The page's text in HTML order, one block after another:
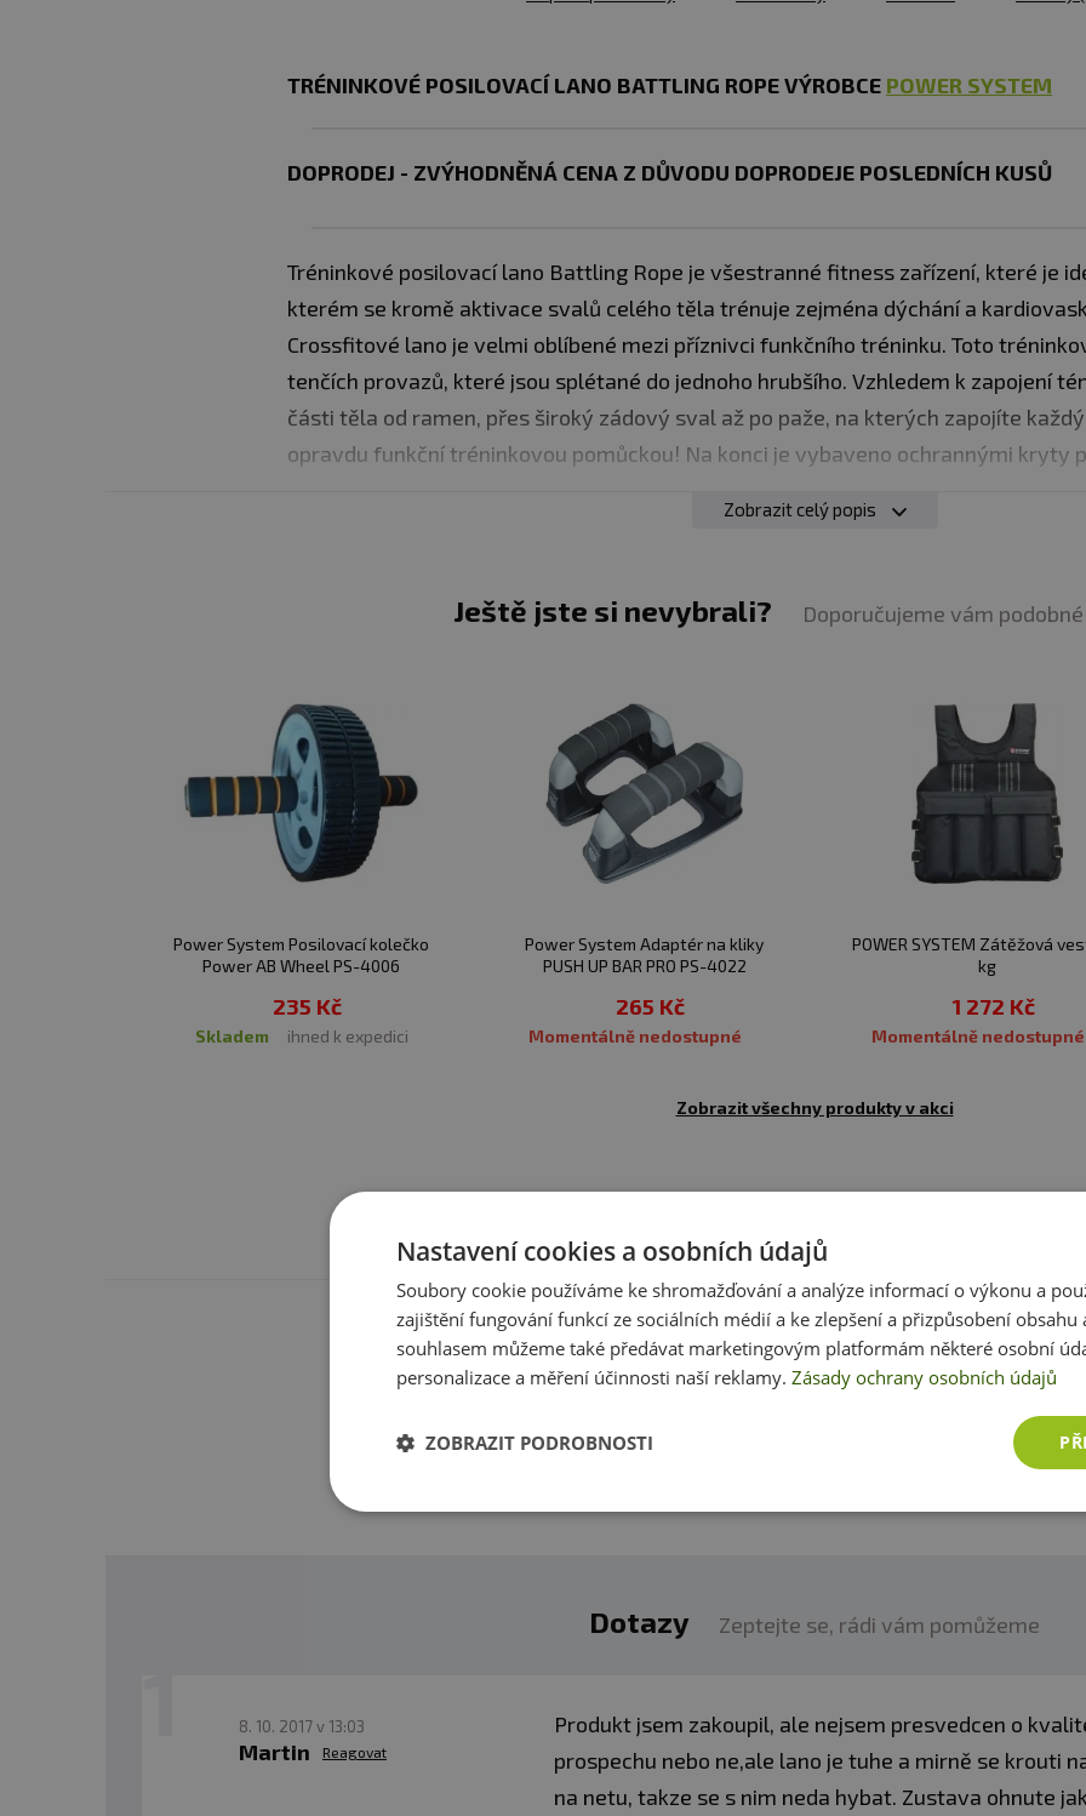
TRÉNINKOVÉ POSILOVACÍ LANO BATTLING ROPEVÝROBCE POWER SYSTEM
DOPRODEJ - ZVÝHODNĚNÁ CENA Z DŮVODU DOPRODEJE POSLEDNÍCH KUSŮ
Tréninkové posilovací lano Battling Rope je všestranné fitness zařízení, které je
kterém se kromě aktivace svalů celého těla trénuje zejména dýchání a
Crossfitové lano je velmi oblíbené mezi příznivci funkčního tréninku. Toto
tenčích provazů, které jsou splétané do jednoho hrubšího. Vzhledem k zapojení
části těla od ramen, přes široký zádový sval až po paže, na kterých zapojíte
opravdu funkční tréninkovou pomůckou! Na konci je vybaveno ochrannými kryty
Délka 12 metrů
Barva:
černá (viz. obráze)
Velikost:Universální
Zobrazit celý popis
Ještě jste si nevybrali? Doporučujeme vám
Power System Posilovací kolečko
Power AB Wheel PS-4006
235 Kč
skladem ihned k expedici
Power System Adaptér na kliky
PUSH UP BAR PRO PS-4022
265 Kč
Momentálně nedostupné
POWER SYSTEM Zátěžová
kg
1 272 Kč
Momentálně nedostupné
Zobrazit všechny produkty v akci
Recenze Produkt zatím nikdo nehodnotil
Máte s produktem zkušenost? Napište recenzi a pomozte tak
zákazníkům s rozhodováním. Děkujeme :-)
Dotazy Zeptejte se, rádi vám pomůžeme
8. 10. 2017 v 13:03
Martin Reagovat
Produkt jsem zakoupil, ale nejsem presvedcen o
prospechu nebo ne,ale lano je tuhe a mirně se krouti
na netu, takze se s nim neda hybat. Zustava ohnute
Nastavení cookies a osobních údajů
Soubory cookie používáme ke shromažďování a analýze informací o výkonu a
zajištění fungování funkcí ze sociálních médií a ke zlepšení a přizpůsobení obsahu
souhlasem můžeme také předávat marketingovým platformám některé osobní
personalizace a měření účinnosti naší reklamy. Zásady ochrany osobních údajů
ZOBRAZIT PODROBNOSTI